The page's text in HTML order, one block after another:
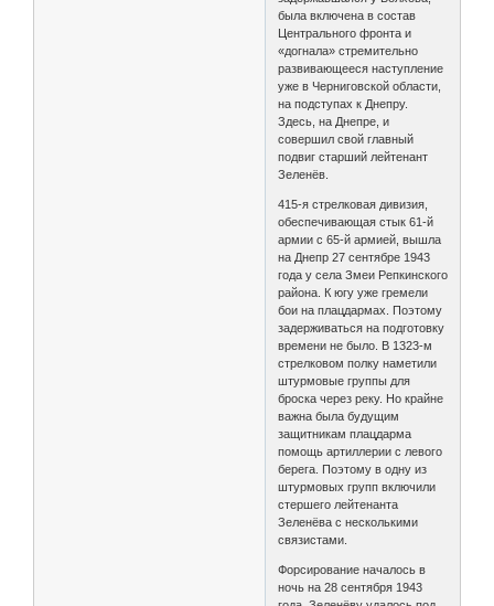
была включена в состав
Центрального фронта и
«догнала» стремительно
развивающееся наступление
уже в Черниговской области,
на подступах к Днепру.
Здесь, на Днепре, и
совершил свой главный
подвиг старший лейтенант
Зеленёв.
415-я стрелковая дивизия,
обеспечивающая стык 61-й
армии с 65-й армией, вышла
на Днепр 27 сентябре 1943
года у села Змеи Репкинского
района. К югу уже гремели
бои на плацдармах. Поэтому
задерживаться на подготовку
времени не было. В 1323-м
стрелковом полку наметили
штурмовые группы для
броска через реку. Но крайне
важна была будущим
защитникам плацдарма
помощь артиллерии с левого
берега. Поэтому в одну из
штурмовых групп включили
стершего лейтенанта
Зеленёва с несколькими
связистами.
Форсирование началось в
ночь на 28 сентября 1943